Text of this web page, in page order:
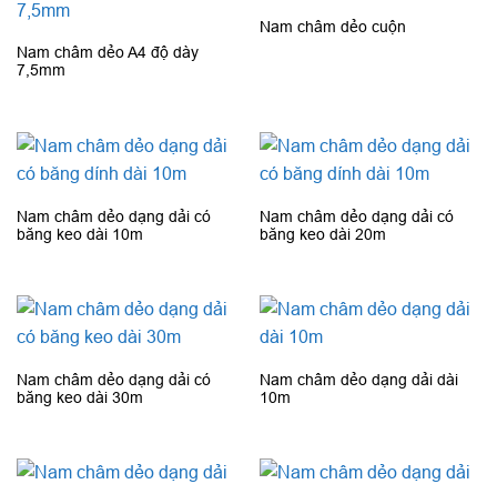
Nam châm dẻo A4 độ dày
7,5mm
Nam châm dẻo cuộn
Nam châm dẻo dạng dải có
băng keo dài 10m
Nam châm dẻo dạng dải có
băng keo dài 20m
Nam châm dẻo dạng dải có
băng keo dài 30m
Nam châm dẻo dạng dải dài
10m